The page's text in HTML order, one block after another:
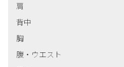
肩
背中
胸
腹・ウエスト